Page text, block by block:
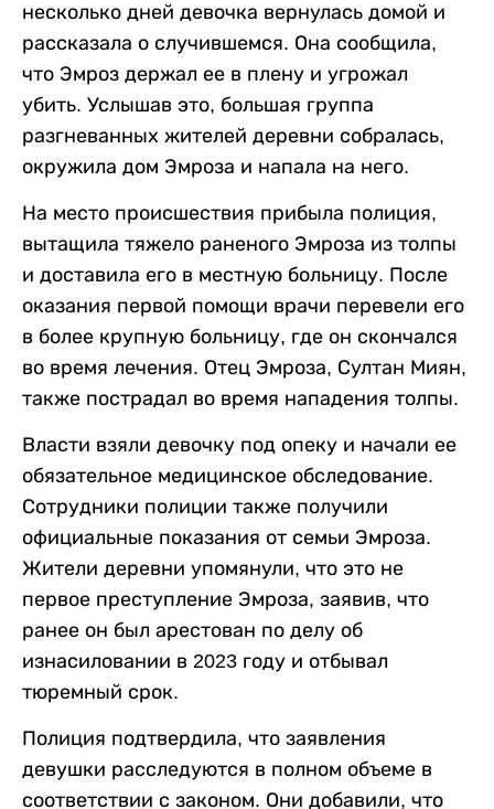
несколько дней девочка вернулась домой и
рассказала о случившемся. Она сообщила,
что Эмроз держал ее в плену и угрожал
убить. Услышав это, большая группа
разгневанных жителей деревни собралась,
окружила дом Эмроза и напала на него.
На место происшествия прибыла полиция,
вытащила тяжело раненого Эмроза из толпы
и доставила его в местную больницу. После
оказания первой помощи врачи перевели его
в более крупную больницу, где он скончался
во время лечения. Отец Эмроза, Султан Миян,
также пострадал во время нападения толпы.
Власти взяли девочку под опеку и начали ее
обязательное медицинское обследование.
Сотрудники полиции также получили
официальные показания от семьи Эмроза.
Жители деревни упомянули, что это не
первое преступление Эмроза, заявив, что
ранее он был арестован по делу об
изнасиловании в 2023 году и отбывал
тюремный срок.
Полиция подтвердила, что заявления
девушки расследуются в полном объеме в
соответствии с законом. Они добавили, что